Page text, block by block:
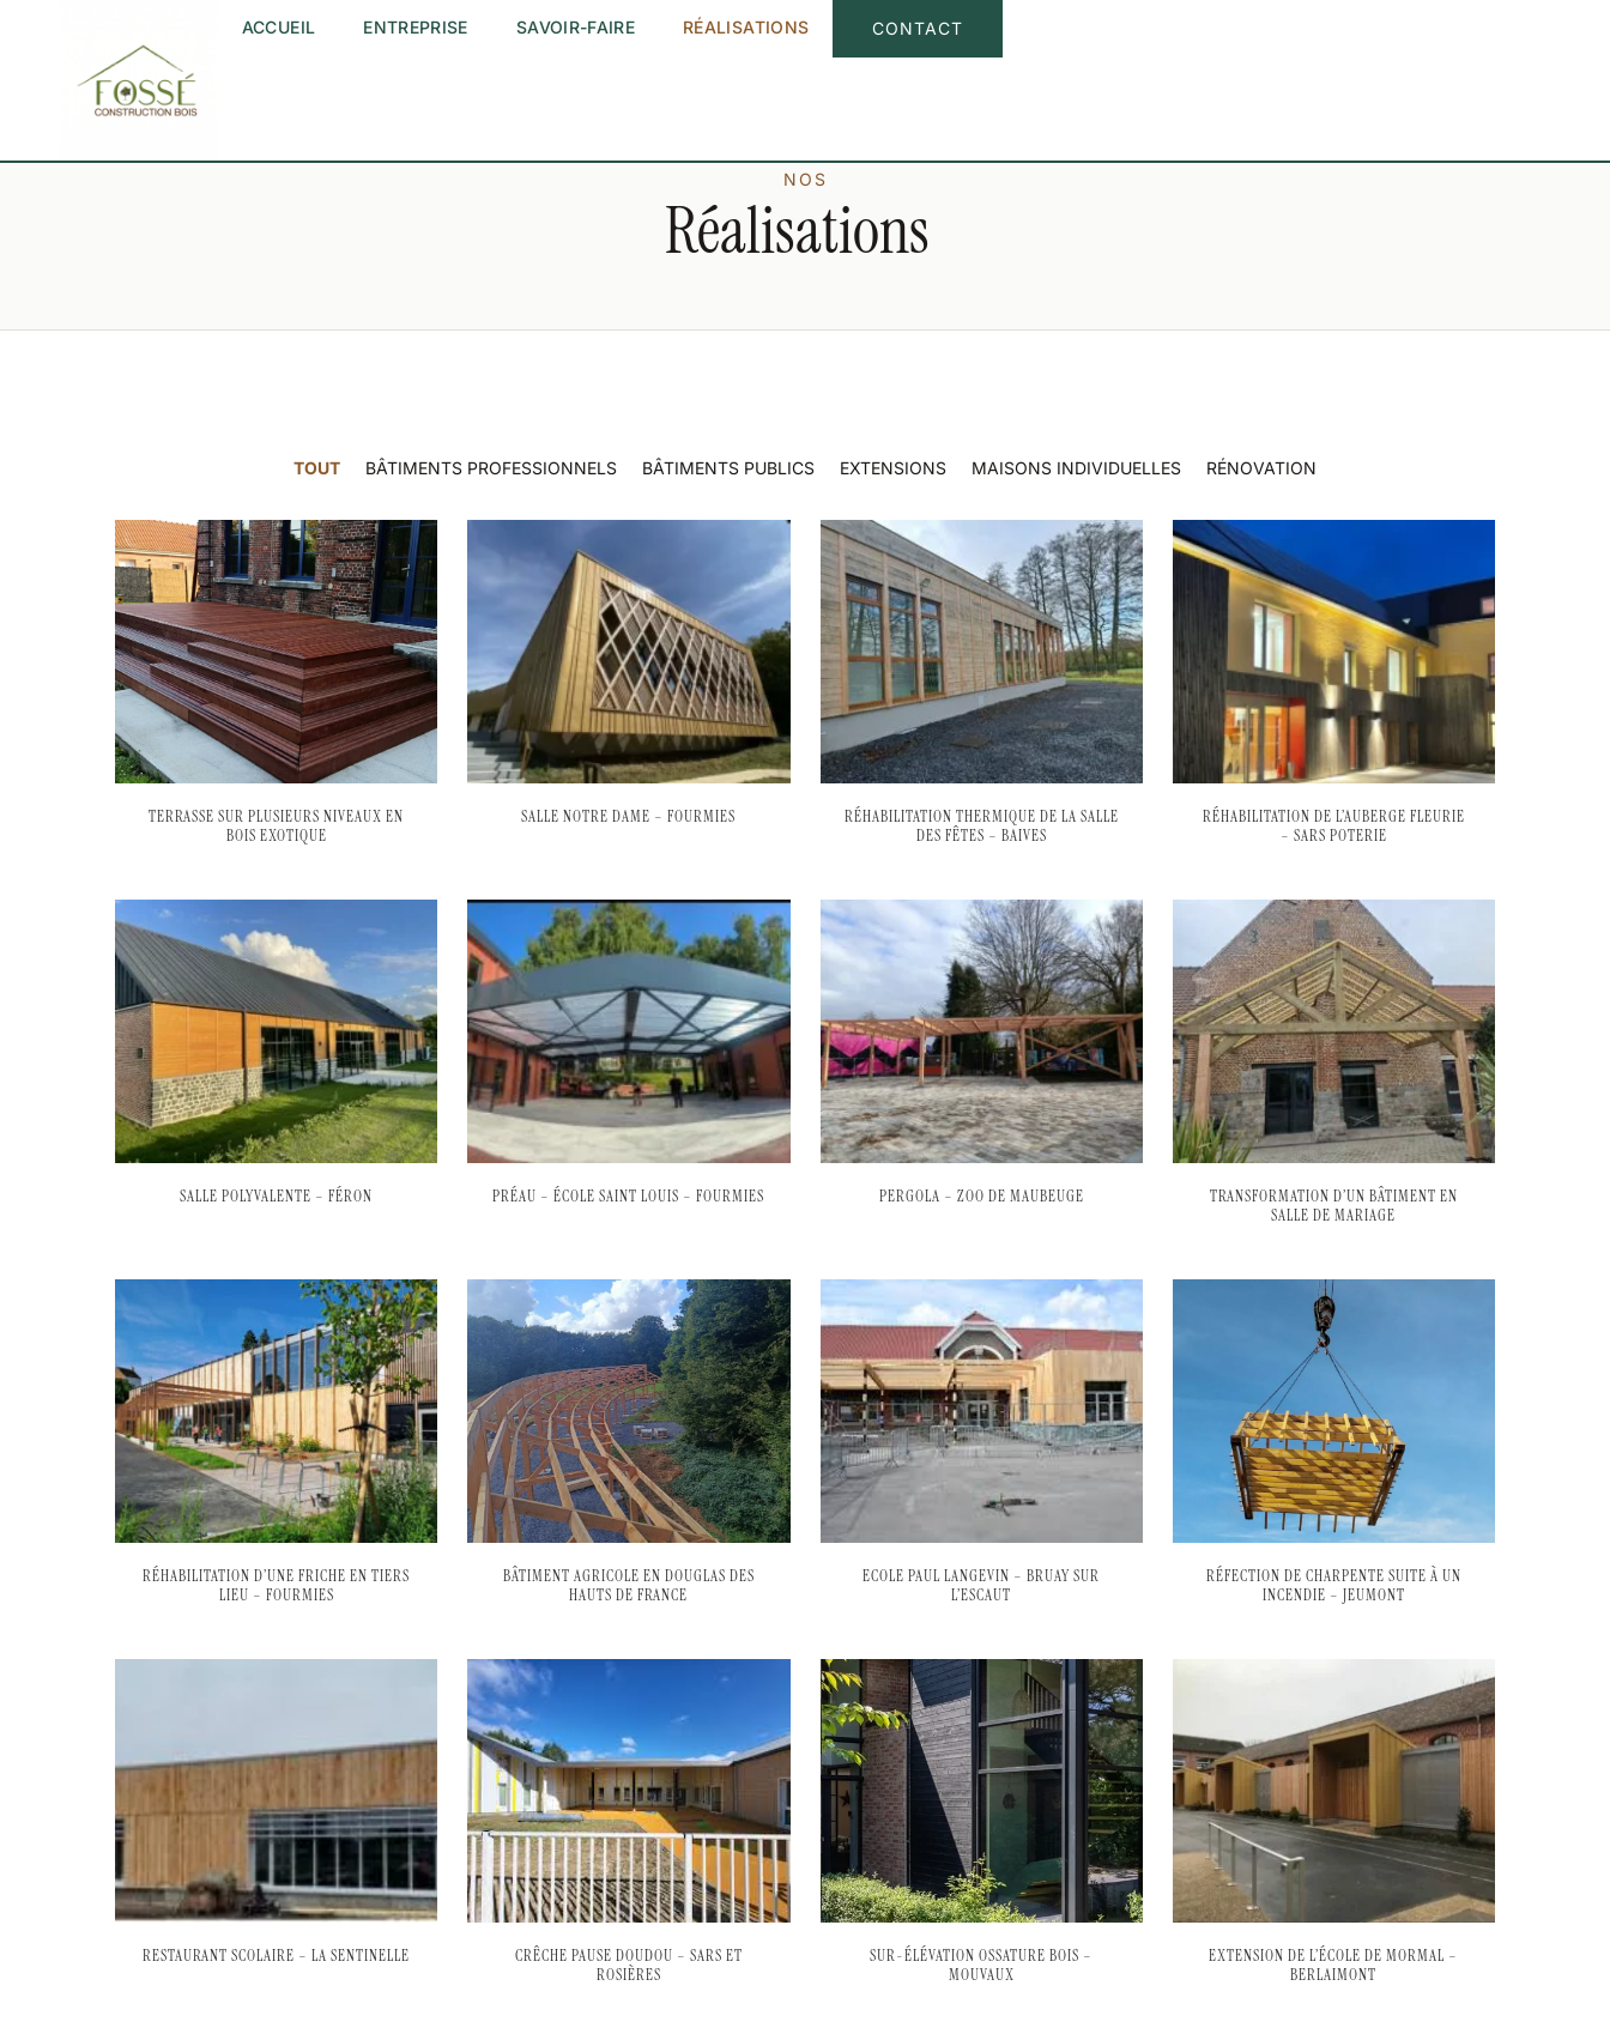
ACCUEIL ENTREPRISE SAVOIR-FAIRE RÉALISATIONS CONTACT
NOS
Réalisations
TOUT BÂTIMENTS PROFESSIONNELS BÂTIMENTS PUBLICS EXTENSIONS MAISONS INDIVIDUELLES RÉNOVATION
TERRASSE SUR PLUSIEURS NIVEAUX EN
BOIS EXOTIQUE
SALLE NOTRE DAME – FOURMIES
RÉHABILITATION THERMIQUE DE LA SALLE
DES FÊTES – BAIVES
RÉHABILITATION DE L’AUBERGE FLEURIE
– SARS POTERIE
SALLE POLYVALENTE – FÉRON PRÉAU – ÉCOLE SAINT LOUIS – FOURMIES PERGOLA – ZOO DE MAUBEUGE
TRANSFORMATION D’UN BÂTIMENT EN
SALLE DE MARIAGE
RÉHABILITATION D’UNE FRICHE EN TIERS
LIEU – FOURMIES
BÂTIMENT AGRICOLE EN DOUGLAS DES
HAUTS DE FRANCE
ECOLE PAUL LANGEVIN – BRUAY SUR
L’ESCAUT
RÉFECTION DE CHARPENTE SUITE À UN
INCENDIE – JEUMONT
RESTAURANT SCOLAIRE – LA SENTINELLE
CRÊCHE PAUSE DOUDOU – SARS ET
ROSIÈRES
SUR-ÉLÉVATION OSSATURE BOIS –
MOUVAUX
EXTENSION DE L’ÉCOLE DE MORMAL –
BERLAIMONT